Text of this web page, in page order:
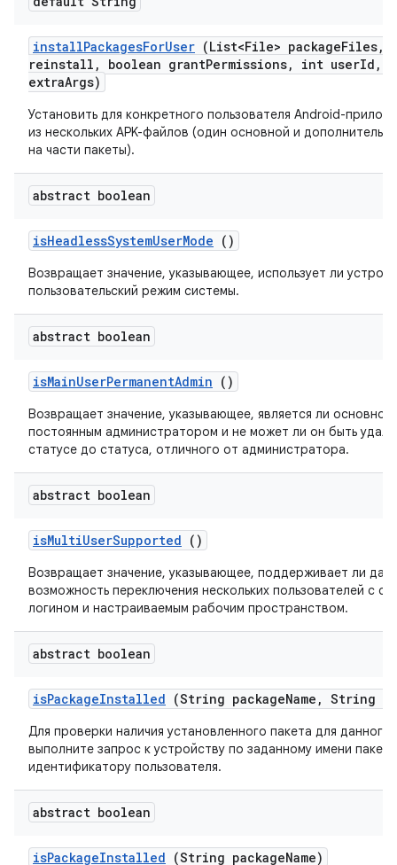
installPackagesForUser (List<File> packageFiles,
reinstall , boolean grantPermissions, int userId ,
extraArgs)
Установить для конкретного пользователя Android-
из нескольких APK-файлов (один основной и
на части пакеты).
abstract boolean
isHeadlessSystemUserMode ()
Возвращает значение, указывающее, использует ли
пользовательский режим системы.
abstract boolean
isMainUserPermanentAdmin ()
Возвращает значение, указывающее, является ли основной
постоянным администратором и не может ли он быть
статусе до статуса, отличного от администратора.
abstract boolean
isMultiUserSupported ()
Возвращает значение, указывающее, поддерживает ли
возможность переключения нескольких пользователей с
логином и настраиваемым рабочим пространством.
abstract boolean
isPackageInstalled (String packageName , String
Для проверки наличия установленного пакета для данного
выполните запрос к устройству по заданному имени
идентификатору пользователя.
abstract boolean
isPackageInstalled (String packageName)